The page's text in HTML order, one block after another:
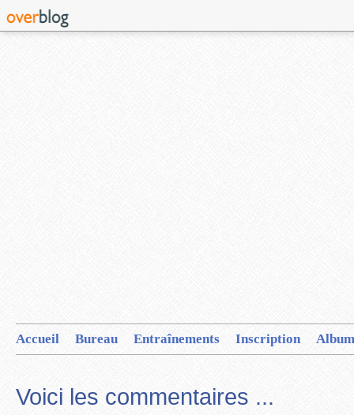
Accueil Bureau Entraînements Inscription
Voici les commentaires ...